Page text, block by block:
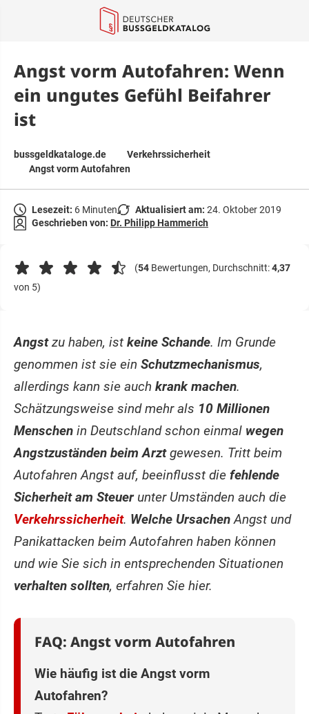
Angst vorm Autofahren: Wenn
ein ungutes Gefühl Beifahrer
ist
bussgeldkataloge.de
Verkehrssicherheit
Angst vorm Autofahren
Lesezeit: 6 Minuten Aktualisiert am: 24. Oktober 2019
Geschrieben von: Dr. Philipp Hammerich
(54 Bewertungen, Durchschnitt:4,37
von 5)
Angstzu haben, ist keine Schande. Im Grunde
genommen ist sie ein Schutzmechanismus,
allerdings kann sie auch krank machen.
Schätzungsweise sind mehr als 10 Millionen
Menschen in Deutschland schon einmal wegen
Angstzuständen beim Arztgewesen. Tritt beim
Autofahren Angst auf, beeinflusst die fehlende
Sicherheit am Steuerunter Umständen auch die
Verkehrssicherheit. Welche Ursachen Angst und
Panikattacken beim Autofahren haben können
und wie Sie sich in entsprechenden Situationen
verhalten sollten, erfahren Sie hier.
FAQ: Angst vorm Autofahren
Wie häufig ist die Angst vorm
Autofahren?